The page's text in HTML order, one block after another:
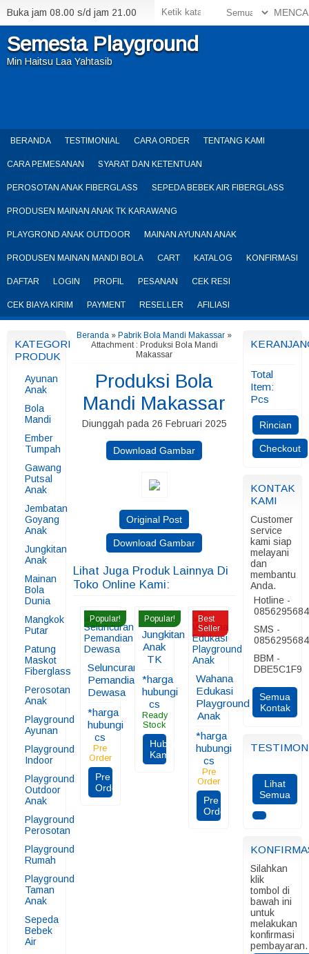
Buka jam 08.00 s/d jam 21.00
Semesta Playground
Min Haitsu Laa Yahtasib
BERANDA TESTIMONIAL CARA ORDER TENTANG KAMI
CARA PEMESANAN SYARAT DAN KETENTUAN
PEROSOTAN ANAK FIBERGLASS SEPEDA BEBEK AIR FIBERGLASS
PRODUSEN MAINAN ANAK TK KARAWANG
PLAYGROND ANAK OUTDOOR MAINAN AYUNAN ANAK
PRODUSEN MAINAN MANDI BOLA CART KATALOG KONFIRMASI
DAFTAR LOGIN PROFIL PESANAN CEK RESI
CEK BIAYA KIRIM PAYMENT RESELLER AFILIASI
KATEGORI
PRODUK
Ayunan
Anak
Bola
Mandi
Ember
Tumpah
Gawang
Putsal
Anak
Jembatan
Goyang
Anak
Jungkitan
Anak
Mainan
Bola
Dunia
Mangkok
Putar
Patung
Maskot
Fiberglass
Perosotan
Anak
Playground
Ayunan
Playground
Indoor
Playground
Outdoor
Anak
Playground
Perosotan
Playground
Rumah
Playground
Taman
Anak
Sepeda
Bebek
Air
Beranda » Pabrik Bola Mandi Makassar »
Attachment : Produksi Bola Mandi
Makassar
Produksi Bola
Mandi Makassar
Diunggah pada 26 Februari 2025
Download Gambar
Original Post
Download Gambar
Lihat Juga Produk Lainnya Di
Toko Online Kami:
Popular!
Seluncuran
Pemandian
Dewasa
*harga
hubungi
cs
Pre
Order
Pre
Order
Popular!
Jungkitan
Anak
TK
*harga
hubungi
cs
Ready
Stock
Hubungi
Kami
Best
Seller
Wahana
Edukasi
Playground
Anak
*harga
hubungi
cs
Pre
Order
Pre
Order
Total
Item:
Pcs
Rincian
Checkout
KONTAK
KAMI
Customer
service
kami siap
melayani
dan
membantu
Anda.
Hotline -
SMS -
BBM -
DBE5C1F9
Semua
Kontak
Lihat
Semua
Silahkan
klik
tombol di
bawah ini
untuk
melakukan
konfirmasi
pembayaran.